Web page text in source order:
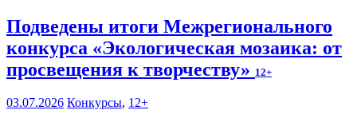
Подведены итоги Межрегионального
конкурса «Экологическая мозаика: от
просвещения к творчеству» 12+
03.07.2026 Конкурсы, 12+